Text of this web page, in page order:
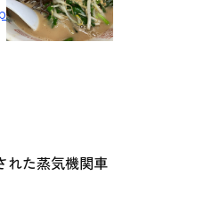
れた蒸気機関車